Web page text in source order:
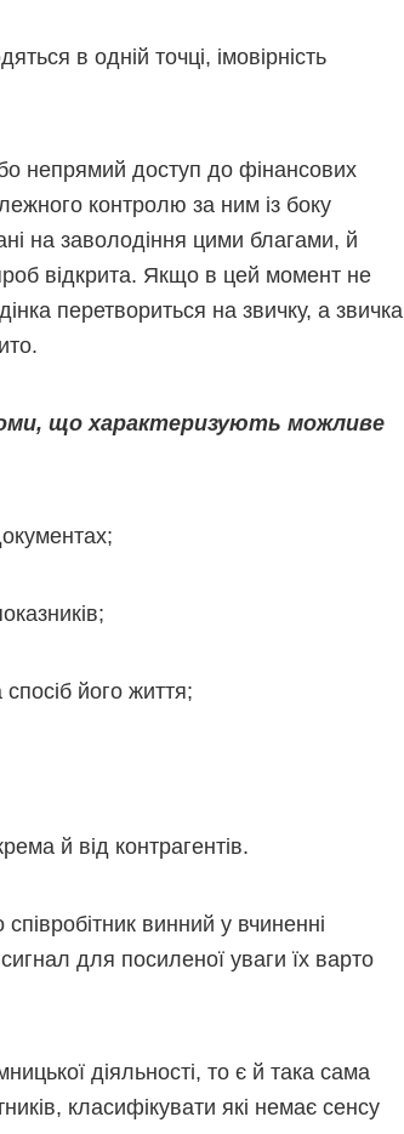
в одній точці, імовірність
непрямий доступ до фінансових
контролю за ним із боку
на заволодіння цими благами, й
відкрита. Якщо в цей момент не
перетвориться на звичку, а звичка
що характеризують можливе
його життя;
й від контрагентів.
винний у вчиненні
для посиленої уваги їх варто
діяльності, то є й така сама
класифікувати які немає сенсу